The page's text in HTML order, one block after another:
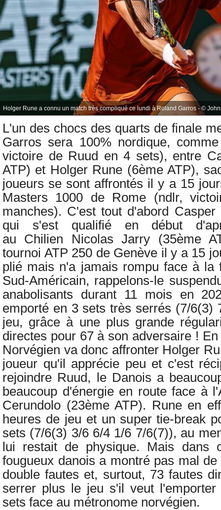
Holger Rune a connu un match très compliqué ce lundi à Roland Garros - ©
L'un des chocs des quarts de finale
Garros sera 100% nordique,
victoire de Ruud en 4 sets), entre
ATP) et Holger Rune (6ème ATP),
joueurs se sont affrontés il y a 15
Masters 1000 de Rome (ndlr,
manches). C'est tout d'abord Casper
qui s'est qualifié en début
au Chilien Nicolas Jarry (35ème
tournoi ATP 250 de Genève il y a 15
plié mais n'a jamais rompu face à la
Sud-Américain, rappelons-le
anabolisants durant 11 mois en
emporté en 3 sets très serrés (7/6(3)
jeu, grâce à une plus grande
directes pour 67 à son adversaire !
Norvégien va donc affronter Holger
joueur qu'il apprécie peu et c'est
rejoindre Ruud, le Danois a
beaucoup d'énergie en route face à
Cerundolo (23ème ATP). Rune en
heures de jeu et un super tie-break
sets (7/6(3) 3/6 6/4 1/6 7/6(7)), au
lui restait de physique. Mais dans
fougueux danois a montré pas mal
double fautes et, surtout, 73 fautes
serrer plus le jeu s'il veut
sets face au métronome norvégien.